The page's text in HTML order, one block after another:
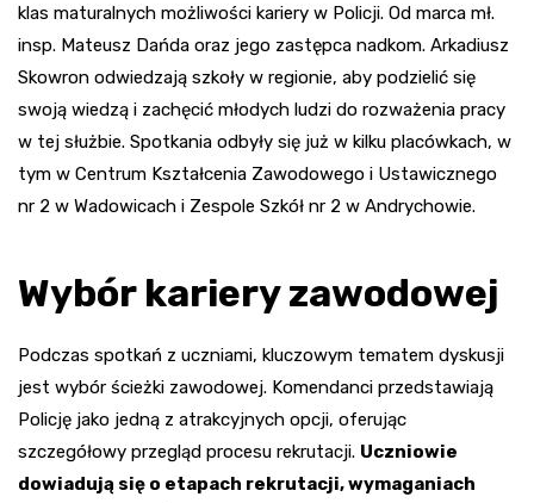
klas maturalnych możliwości kariery w Policji. Od marca mł.
insp. Mateusz Dańda oraz jego zastępca nadkom. Arkadiusz
Skowron odwiedzają szkoły w regionie, aby podzielić się
swoją wiedzą i zachęcić młodych ludzi do rozważenia pracy
w tej służbie. Spotkania odbyły się już w kilku placówkach, w
tym w Centrum Kształcenia Zawodowego i Ustawicznego
nr 2 w Wadowicach i Zespole Szkół nr 2 w Andrychowie.
Wybór kariery zawodowej
Podczas spotkań z uczniami, kluczowym tematem dyskusji
jest wybór ścieżki zawodowej. Komendanci przedstawiają
Policję jako jedną z atrakcyjnych opcji, oferując
szczegółowy przegląd procesu rekrutacji. Uczniowie
dowiadują się o etapach rekrutacji, wymaganiach